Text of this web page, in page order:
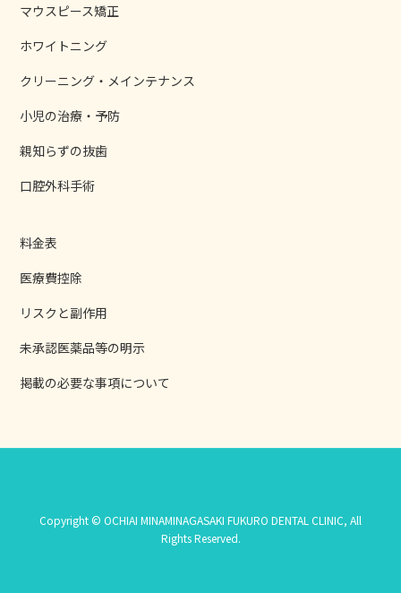
マウスピース矯正
ホワイトニング
クリーニング・メインテナンス
小児の治療・予防
親知らずの抜歯
口腔外科手術
料金表
医療費控除
リスクと副作用
未承認医薬品等の明示
掲載の必要な事項について
Copyright © OCHIAI MINAMINAGASAKI FUKURO DENTAL CLINIC, All
Rights Reserved.